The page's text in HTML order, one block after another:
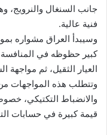
جانب السنغال والنرويج،
فنية عالية.
وسيبدأ العراق مشواره
كبير حظوظه في
العيار الثقيل، ثم
وتتطلب هذه المواجهات
والانضباط التكتيكي،
قيمة كبيرة في حسابات